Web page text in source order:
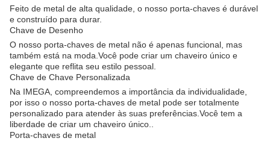
Feito de metal de alta qualidade, o nosso porta-chaves é durável
e construído para durar.
Chave de Desenho
O nosso porta-chaves de metal não é apenas funcional, mas
também está na moda.Você pode criar um chaveiro único e
elegante que reflita seu estilo pessoal.
Chave de Chave Personalizada
Na IMEGA, compreendemos a importância da individualidade,
por isso o nosso porta-chaves de metal pode ser totalmente
personalizado para atender às suas preferências.Você tem a
liberdade de criar um chaveiro único..
Porta-chaves de metal